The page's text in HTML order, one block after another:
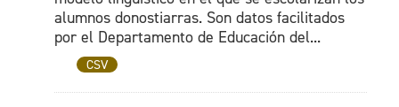
alumnos donostiarras. Son datos facilitados
por el Departamento de Educación del...
CSV